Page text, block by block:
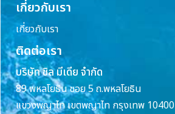
เกี่ยวกับเรา
เกี่ยวกับเรา
ติดต่อเรา
บริษัท ชิล มีเดีย จำกัด
89 พหลโยธิน ซอย 5 ถ.พหลโยธิน
แขวงพญาไท เขตพญาไท กรุงเทพ 10400